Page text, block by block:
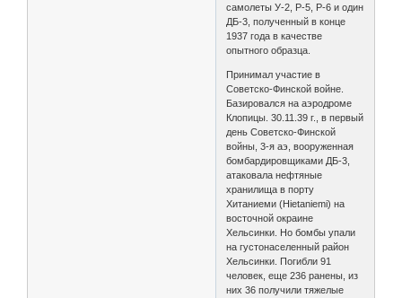
самолеты У-2, Р-5, Р-6 и один
ДБ-3, полученный в конце
1937 года в качестве
опытного образца.
Принимал участие в
Советско-Финской войне.
Базировался на аэродроме
Клопицы. 30.11.39 г., в первый
день Советско-Финской
войны, 3-я аэ, вооруженная
бомбардировщиками ДБ-3,
атаковала нефтяные
хранилища в порту
Хитаниеми (Hietaniemi) на
восточной окраине
Хельсинки. Но бомбы упали
на густонаселенный район
Хельсинки. Погибли 91
человек, еще 236 ранены, из
них 36 получили тяжелые